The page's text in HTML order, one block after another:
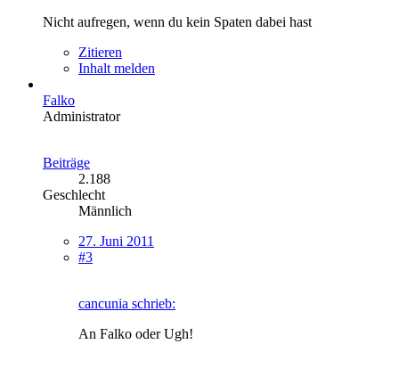
Nicht aufregen, wenn du kein Spaten dabei hast
Zitieren
Inhalt melden
Falko
Administrator
Beiträge
2.188
Geschlecht
Männlich
27. Juni 2011
#3
cancunia schrieb:
An Falko oder Ugh!